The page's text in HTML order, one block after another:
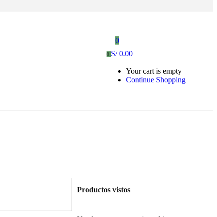
0
0 S/0.00
Your cart is empty
Continue Shopping
Productos vistos